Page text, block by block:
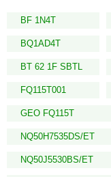
BF 1N4T
BQ1AD4T
BT 62 1F SBTL
FQ115T001
GEO FQ115T
NQ50H7535DS/ET
NQ50J5530BS/ET